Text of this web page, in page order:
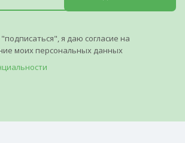
я даю согласие на
моих персональных данных